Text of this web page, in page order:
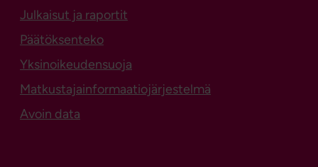
Julkaisut ja raportit
Päätöksenteko
Yksinoikeudensuoja
Matkustajainformaatiojärjestelmä
Avoin data